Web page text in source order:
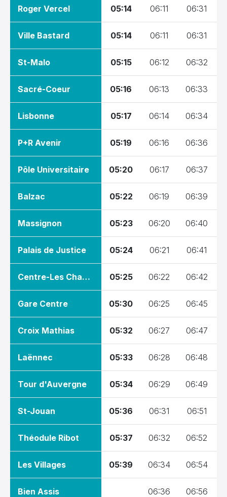
03:30
05:00
05:30
06:00
07:00
07:30
08:00
08:30
09:00
09:30
10:00
10:30
11:30
12:00
12:30
13:00
13:30
Roger Vercel 05:14 06:11 06:31
Ville Bastard 05:14 06:11 06:31
St-Malo 05:15 06:12 06:32
Sacré-Coeur 05:16 06:13 06:33
Lisbonne 05:17 06:14 06:34
P+R Avenir 05:19 06:16 06:36
Pôle Universitaire 05:20 06:17 06:37
Balzac 05:22 06:19 06:39
Massignon 05:23 06:20 06:40
Palais de Justice 05:24 06:21 06:41
Centre-Les Champs 05:25 06:22 06:42
Gare Centre 05:30 06:25 06:45
Croix Mathias 05:32 06:27 06:47
Laënnec 05:33 06:28 06:48
Tour d'Auvergne 05:34 06:29 06:49
St-Jouan 05:36 06:31 06:51
Théodule Ribot 05:37 06:32 06:52
Les Villages 05:39 06:34 06:54
Bien Assis 06:36 06:56